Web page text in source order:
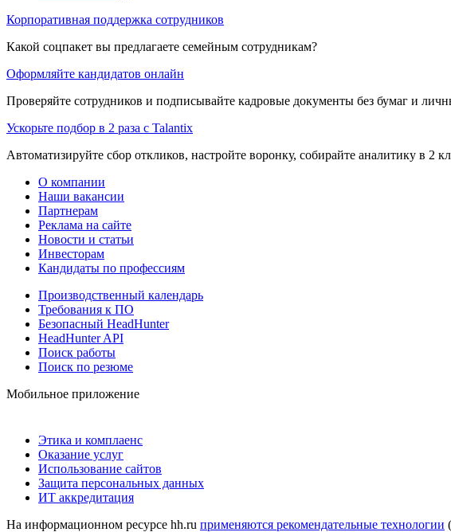
Корпоративная поддержка сотрудников
Какой соцпакет вы предлагаете семейным сотрудникам?
Оформляйте кандидатов онлайн
Проверяйте сотрудников и подписывайте кадровые документы без бумаг и
Ускорьте подбор в 2 раза с Talantix
Автоматизируйте сбор откликов, настройте воронку, собирайте аналитику в 2
О компании
Наши вакансии
Партнерам
Реклама на сайте
Новости и статьи
Инвесторам
Кандидаты по профессиям
Производственный календарь
Требования к ПО
Безопасный HeadHunter
HeadHunter API
Поиск работы
Поиск по резюме
Мобильное приложение
Этика и комплаенс
Оказание услуг
Использование сайтов
Защита персональных данных
ИТ аккредитация
На информационном ресурсе hh.ru применяются рекомендательные технологии